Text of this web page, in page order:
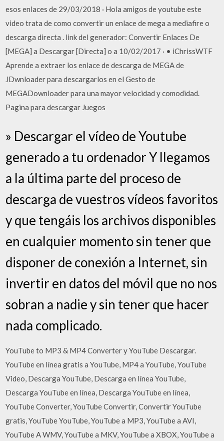
esos enlaces de 29/03/2018 · Hola amigos de youtube este
video trata de como convertir un enlace de mega a mediafire o
descarga directa . link del generador: Convertir Enlaces De
[MEGA] a Descargar [Directa] o a 10/02/2017 · • iChrissWTF
Aprende a extraer los enlace de descarga de MEGA de
JDwnloader para descargarlos en el Gesto de
MEGADownloader para una mayor velocidad y comodidad.
Pagina para descargar Juegos
» Descargar el vídeo de Youtube
generado a tu ordenador Y llegamos
a la última parte del proceso de
descarga de vuestros vídeos favoritos
y que tengáis los archivos disponibles
en cualquier momento sin tener que
disponer de conexión a Internet, sin
invertir en datos del móvil que no nos
sobran a nadie y sin tener que hacer
nada complicado.
YouTube to MP3 & MP4 Converter y YouTube Descargar.
YouTube en línea gratis a YouTube, MP4 a YouTube, YouTube
Video, Descarga YouTube, Descarga en línea YouTube,
Descarga YouTube en línea, Descarga YouTube en línea,
YouTube Converter, YouTube Convertir, Convertir YouTube
gratis, YouTube YouTube, YouTube a MP3, YouTube a AVI,
YouTube A WMV, YouTube a MKV, YouTube a XBOX, YouTube a